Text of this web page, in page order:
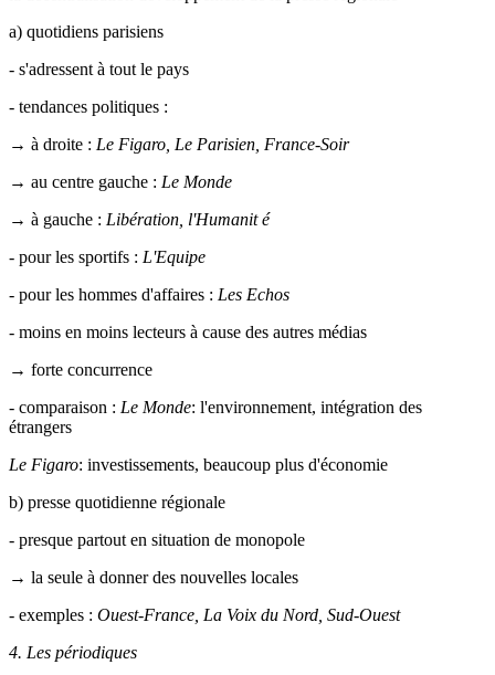
a) quotidiens parisiens
- s'adressent à tout le pays
- tendances politiques :
→ à droite : Le Figaro, Le Parisien, France-Soir
→ au centre gauche : Le Monde
→ à gauche : Libération, l'Humanit é
- pour les sportifs : L'Equipe
- pour les hommes d'affaires : Les Echos
- moins en moins lecteurs à cause des autres médias
→ forte concurrence
- comparaison : Le Monde: l'environnement, intégration des
étrangers
Le Figaro: investissements, beaucoup plus d'économie
b) presse quotidienne régionale
- presque partout en situation de monopole
→ la seule à donner des nouvelles locales
- exemples : Ouest-France, La Voix du Nord, Sud-Ouest
4. Les périodiques